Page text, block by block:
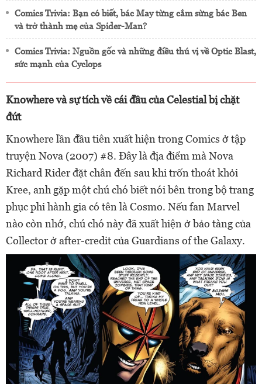
Comics Trivia: Bạn có biết, bác May từng cắm sừng bác Ben
và trở thành mẹ của Spider-Man?
Comics Trivia: Nguồn gốc và những điều thú vị về Optic Blast,
sức mạnh của Cyclops
Knowhere và sự tích về cái đầu của Celestial bị chặt
đứt
Knowhere lần đầu tiên xuất hiện trong Comics ở tập
truyện Nova (2007) #8. Đây là địa điểm mà Nova
Richard Rider đặt chân đến sau khi trốn thoát khỏi
Kree, anh gặp một chú chó biết nói bên trong bộ trang
phục phi hành gia có tên là Cosmo. Nếu fan Marvel
nào còn nhớ, chú chó này đã xuất hiện ở bảo tàng của
Collector ở after-credit của Guardians of the Galaxy.